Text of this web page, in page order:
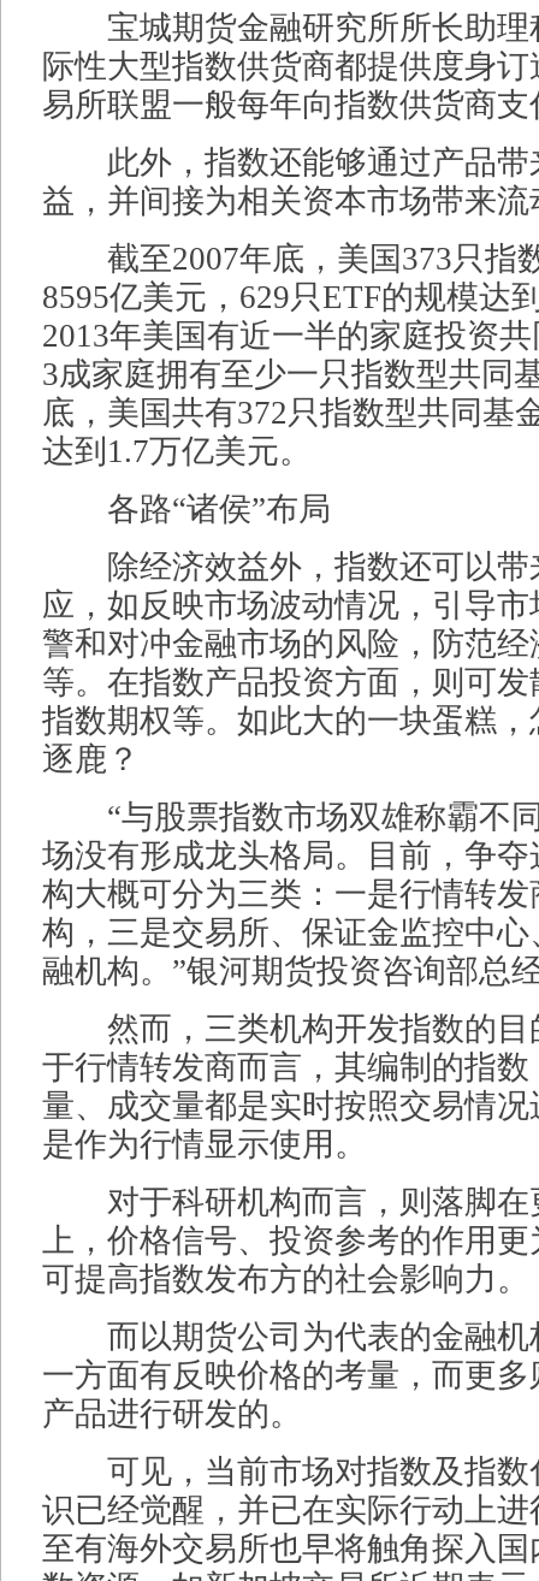
宝城期货金融研究所所长助理
际性大型指数供货商都提供度身
易所联盟一般每年向指数供货商支
此外，指数还能够通过产品带
益，并间接为相关资本市场带来流
截至2007年底，美国373只指
8595亿美元，629只ETF的规模达
2013年美国有近一半的家庭投资
3成家庭拥有至少一只指数型共同
底，美国共有372只指数型共同基
达到1.7万亿美元。
各路“诸侯”布局
除经济效益外，指数还可以带
应，如反映市场波动情况，引导
警和对冲金融市场的风险，防范
等。在指数产品投资方面，则可
指数期权等。如此大的一块蛋糕
逐鹿？
“与股票指数市场双雄称霸不
场没有形成龙头格局。目前，争夺
构大概可分为三类：一是行情转
构，三是交易所、保证金监控中
融机构。”银河期货投资咨询部总
然而，三类机构开发指数的目
于行情转发商而言，其编制的指
量、成交量都是实时按照交易情
是作为行情显示使用。
对于科研机构而言，则落脚在
上，价格信号、投资参考的作用
可提高指数发布方的社会影响力。
而以期货公司为代表的金融机
一方面有反映价格的考量，而更
产品进行研发的。
可见，当前市场对指数及指数
识已经觉醒，并已在实际行动上
至有海外交易所也早将触角探入国